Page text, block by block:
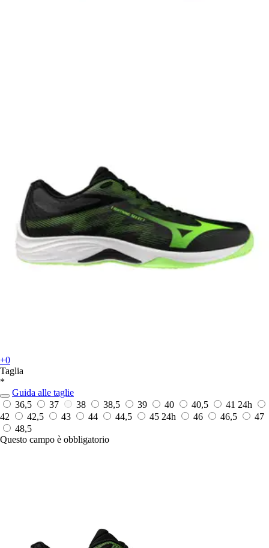
+0
Taglia
*
Guida alle taglie
36,5
37 38 38,5 39 40 40,5 41 24h
42
42,5 43 44 44,5 45 24h 46 46,5
47
48,5
Questo campo è obbligatorio